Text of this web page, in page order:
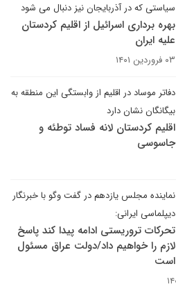
سیاستی که در آذربایجان نیز دنبال می شود
بهره برداری اسرائیل از اقلیم کردستان
علیه ایران
۰۳ فروردین ۱۴۰۱
دفاتر موساد در اقلیم از وابستگی این منطقه به
بیگانگان نشان دارد
اقلیم کردستان لانه فساد توطئه و
جاسوسی
نماینده مجلس یازدهم در گفت وگو با خبرنگار
دیپلماسی ایرانی:
تحرکات تروریستی ادامه پیدا کند پاسخ
لازم را خواهیم داد/دولت عراق مسئول
است